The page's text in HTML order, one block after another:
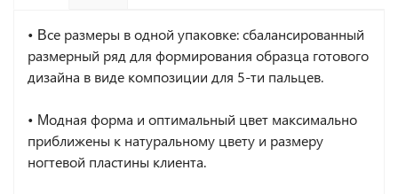
• Все размеры в одной упаковке: сбалансированный
размерный ряд для формирования образца готового
дизайна в виде композиции для 5-ти пальцев.
• Модная форма и оптимальный цвет максимально
приближены к натуральному цвету и размеру
ногтевой пластины клиента.